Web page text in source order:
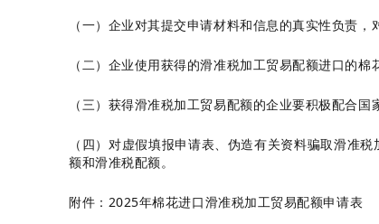
（一）企业对其提交申请材料和信息的真实性负责
（二）企业使用获得的滑准税加工贸易配额进口的棉
（三）获得滑准税加工贸易配额的企业要积极配合
（四）对虚假填报申请表、伪造有关资料骗取滑准
额和滑准税配额。
附件：2025年棉花进口滑准税加工贸易配额申请表